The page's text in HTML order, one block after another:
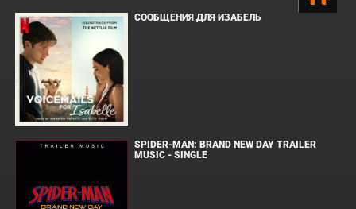
СООБЩЕНИЯ ДЛЯ ИЗАБЕЛЬ
SPIDER-MAN: BRAND NEW DAY TRAILER
MUSIC - SINGLE